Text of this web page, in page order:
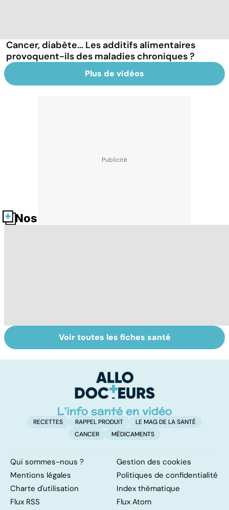
Cancer, diabète... Les additifs alimentaires
provoquent-ils des maladies chroniques ?
Plus de vidéos
Nos fiches santé
HPV : tout savoir
sur les
Faire du sport à
domicile, c'est
Voir toutes les fiches santé
RECETTES RAPPEL PRODUIT
LE MAG DE LA SANTÉ
CANCER
MÉDICAMENTS
Qui sommes-nous ?
Gestion des cookies
Mentions légales
Politiques de confidentialité
Charte d'utilisation
Index thématique
Flux RSS
Flux Atom